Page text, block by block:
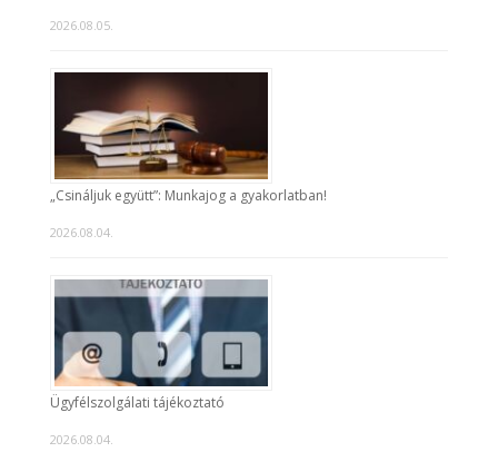
2026.08.05.
„Csináljuk együtt”: Munkajog a gyakorlatban!
2026.08.04.
Ügyfélszolgálati tájékoztató
2026.08.04.